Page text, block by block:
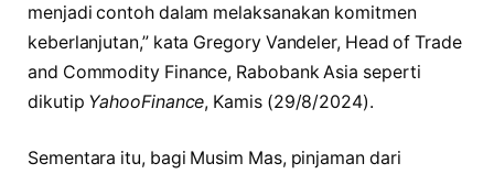
menjadi contoh dalam melaksanakan komitmen
keberlanjutan,” kata Gregory Vandeler, Head of Trade
and Commodity Finance, Rabobank Asia seperti
dikutip YahooFinance, Kamis (29/8/2024).
Sementara itu, bagi Musim Mas, pinjaman dari